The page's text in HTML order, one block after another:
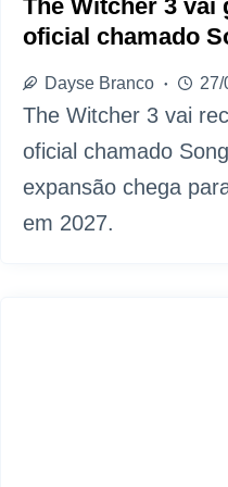
The Witcher 3 vai
oficial chamado
Dayse Branco 27/
The Witcher 3 vai
oficial chamado
expansão chega
em 2027.